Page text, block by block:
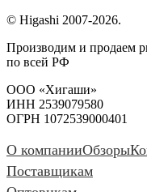
© Higashi 2007-2026.
Производим и продаем
по всей РФ
ООО «Хигаши»
ИНН 2539079580
ОГРН 1072539000401
О компанииОбзоры
Поставщикам